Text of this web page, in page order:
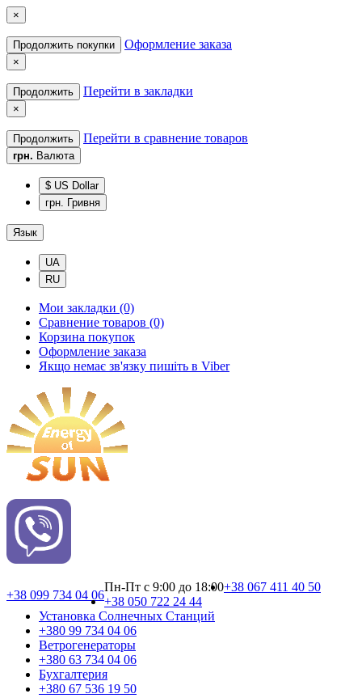
×
Продолжить покупки Оформление заказа
×
Продолжить Перейти в закладки
×
Продолжить Перейти в сравнение товаров
грн. Валюта
$ US Dollar
грн. Гривня
Язык
UA
RU
Мои закладки (0)
Сравнение товаров (0)
Корзина покупок
Оформление заказа
Якщо немає зв'язку пишіть в Viber
+38 099 734 04 06
Пн-Пт с 9:00 до 18:00+38 067 411 40 50
+38 050 722 24 44
Установка Cолнечных Cтанций
+380 99 734 04 06
Ветрогенераторы
+380 63 734 04 06
Бухгалтерия
+380 67 536 19 50